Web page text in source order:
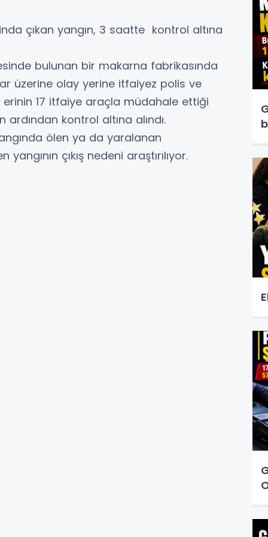
çıkan yangın, 3 saatte kontrol altına
bulunan bir makarna fabrikasında
üzerine olay yerine itfaiyez polis ve
17 itfaiye araçla müdahale ettiği
kontrol altına alındı.
ölen ya da yaralanan
çıkış nedeni araştırılıyor.